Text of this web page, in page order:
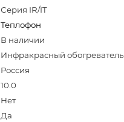
Серия IR/IT
Теплофон
В наличии
Инфракрасный обогреватель
Россия
10.0
Нет
Да